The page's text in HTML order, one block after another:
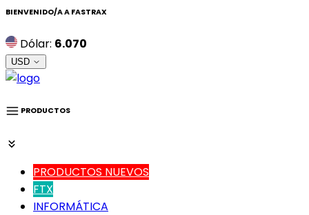
BIENVENIDO/A A FASTRAX
Dólar: 6.070
USD
PRODUCTOS
PRODUCTOS NUEVOS
FTX
INFORMÁTICA